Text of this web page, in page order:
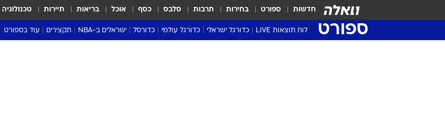
חדשות ספורט בחירות תרבות סלבס כסף אוכל בריאות תיירות טכנולוגיה
ספורט לוח תוצאות LIVE כדורגל ישראלי כדורגל עולמי כדורסל ישראלים ב-NBA תקצירים עוד בספורט